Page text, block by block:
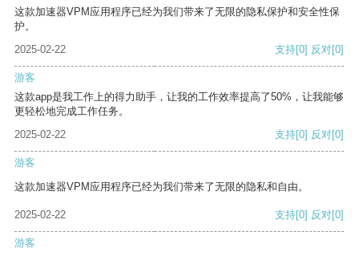
这款加速器VPM应用程序已经为我们带来了无限的隐私保护和安全性保
护。
2025-02-22
支持[0] 反对[0]
游客
这款app是我工作上的得力助手，让我的工作效率提高了50%，让我能够
更轻松地完成工作任务。
2025-02-22
支持[0] 反对[0]
游客
这款加速器VPM应用程序已经为我们带来了无限的隐私和自由。
2025-02-22 支持[0] 反对[0]
游客